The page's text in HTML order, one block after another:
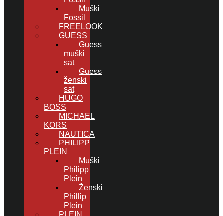
Muški
Fossil
FREELOOK
GUESS
Guess
muški
sat
Guess
ženski
sat
HUGO
BOSS
MICHAEL
KORS
NAUTICA
PHILIPP
PLEIN
Muški
Philipp
Plein
Ženski
Phillip
Plein
PLEIN